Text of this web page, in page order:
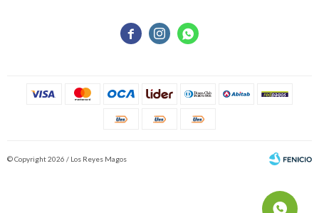
  
© Copyright 2026 / Los Reyes Magos